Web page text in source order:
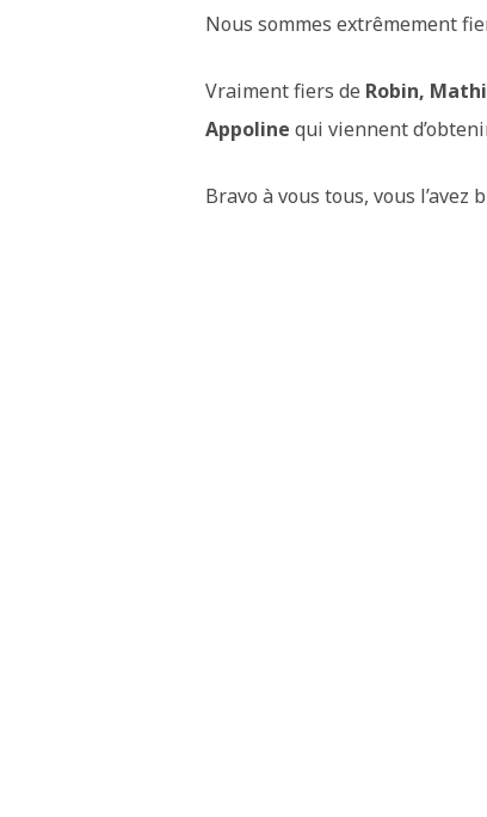
Nous sommes extrêmement
Vraiment fiers de Robin,
Appoline qui viennent
Bravo à vous tous, vous l’avez